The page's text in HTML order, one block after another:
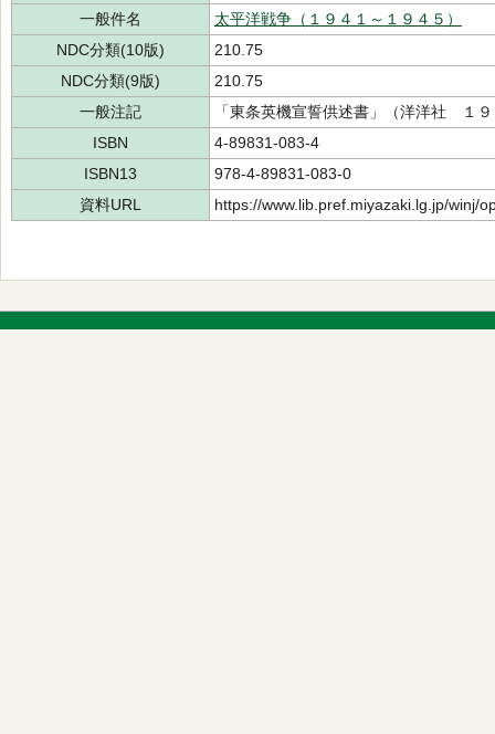
一般件名
太平洋戦争（１９４１～１９４５）
NDC分類(10版)
210.75
NDC分類(9版)
210.75
一般注記
「東条英機宣誓供述書」（洋洋社 １
ISBN
4-89831-083-4
ISBN13
978-4-89831-083-0
資料URL
https://www.lib.pref.miyazaki.lg.jp/winj/